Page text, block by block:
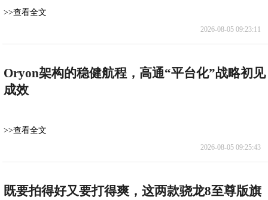
>>查看全文
2026-08-05 09:23:11
Oryon架构的稳健航程，高通“平台化”战略初见
成效
>>查看全文
2026-08-05 09:25:43
既要拍得好又要打得爽，这两款骁龙8至尊版旗